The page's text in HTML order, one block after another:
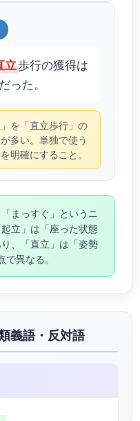
立歩行の獲得は
った。
を「直立歩行」の
多い。単独で使う
明確にすること。
まっすぐ」というニ
立」は「座った状態
、「直立」は「姿勢
異なる。
義語・反対語